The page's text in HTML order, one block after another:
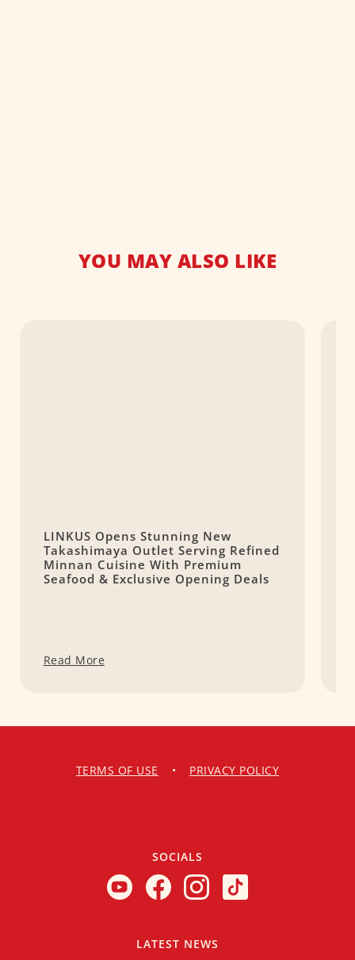
YOU MAY ALSO LIKE
LINKUS Opens Stunning New
Takashimaya Outlet Serving Refined
Minnan Cuisine With Premium
Seafood & Exclusive Opening Deals
Read More
TERMS OF USE • PRIVACY POLICY
SOCIALS
LATEST NEWS